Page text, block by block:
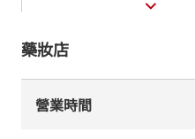
藥妝店
營業時間